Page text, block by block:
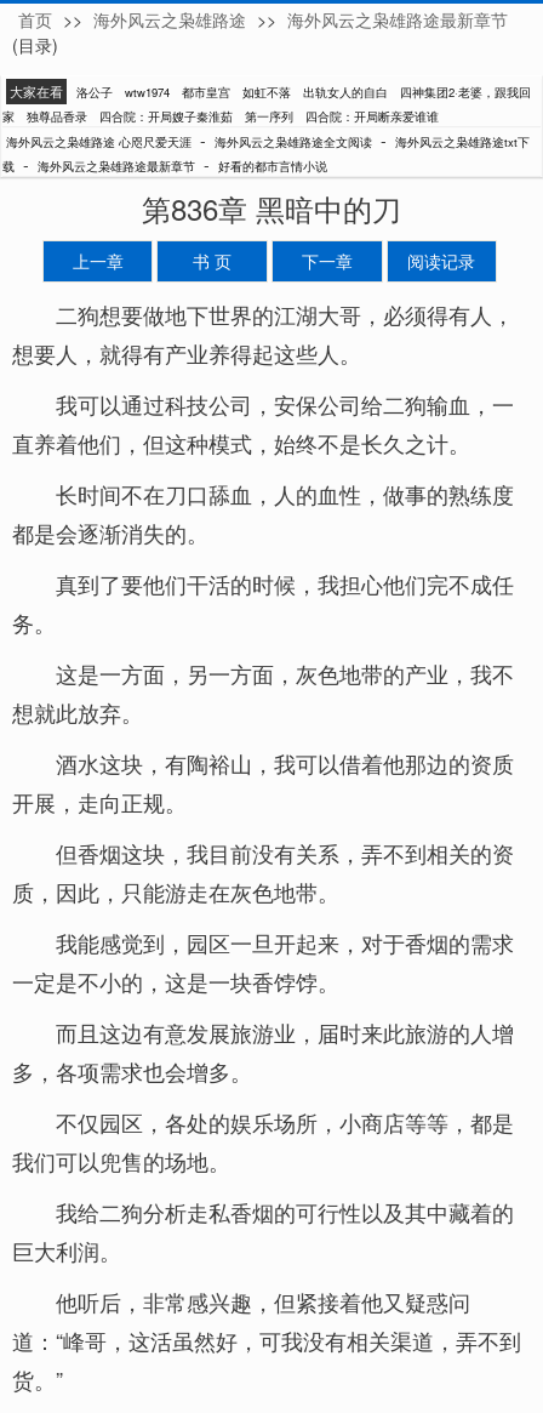
心咫尺爱天涯
首页 >> 海外风云之枭雄路途 >> 海外风云之枭雄路途最新章节
(目录)
大家在看 洛公子 wtw1974 都市皇宫 如虹不落 出轨女人的自白
四神集团2·老婆，跟我回
家
独尊品香录 四合院：开局嫂子秦淮茹 第一序列
四合院：开局断亲爱谁谁
海外风云之枭雄路途 心咫尺爱天涯 - 海外风云之枭雄路途全文阅读 - 海外风云之枭雄路途txt下
载 - 海外风云之枭雄路途最新章节 - 好看的都市言情小说
第836章 黑暗中的刀
上一章 书 页 下一章 阅读记录
二狗想要做地下世界的江湖大哥，必须得有人，
想要人，就得有产业养得起这些人。
我可以通过科技公司，安保公司给二狗输血，一
直养着他们，但这种模式，始终不是长久之计。
长时间不在刀口舔血，人的血性，做事的熟练度
都是会逐渐消失的。
真到了要他们干活的时候，我担心他们完不成任
务。
这是一方面，另一方面，灰色地带的产业，我不
想就此放弃。
酒水这块，有陶裕山，我可以借着他那边的资质
开展，走向正规。
但香烟这块，我目前没有关系，弄不到相关的资
质，因此，只能游走在灰色地带。
我能感觉到，园区一旦开起来，对于香烟的需求
一定是不小的，这是一块香饽饽。
而且这边有意发展旅游业，届时来此旅游的人增
多，各项需求也会增多。
不仅园区，各处的娱乐场所，小商店等等，都是
我们可以兜售的场地。
我给二狗分析走私香烟的可行性以及其中藏着的
巨大利润。
他听后，非常感兴趣，但紧接着他又疑惑问
道：“峰哥，这活虽然好，可我没有相关渠道，弄不到
货。”